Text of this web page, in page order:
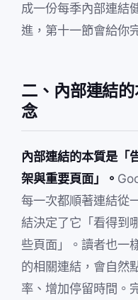
成一份每季內部連結
進，第十一節會給你
二、內部連結
念
內部連結的本質是「
架與重要頁面」。
每一次都順著連結從
結決定了它「看得到
些頁面」。讀者也一
的相關連結，會自然
率、增加停留時間。